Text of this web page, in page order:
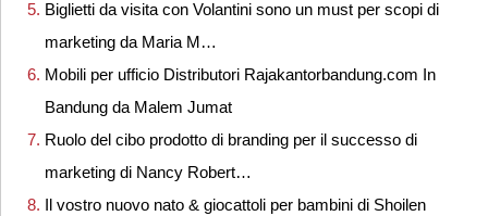
Biglietti da visita con Volantini sono un must per scopi di
marketing da Maria M…
Mobili per ufficio Distributori Rajakantorbandung.com In
Bandung da Malem Jumat
Ruolo del cibo prodotto di branding per il successo di
marketing di Nancy Robert…
Il vostro nuovo nato & giocattoli per bambini di Shoilen